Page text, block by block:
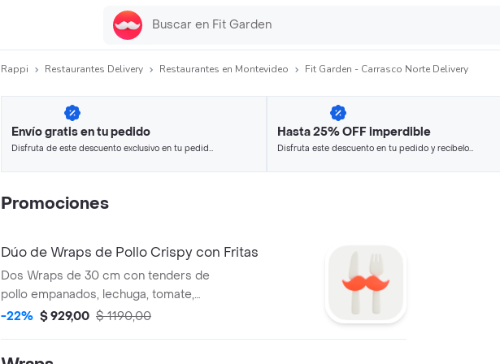
Rappi Restaurantes Delivery Restaurantes en Montevideo Fit Garden - Carrasco Norte Delivery
Envío gratis en tu pedido
Disfruta de este descuento exclusivo en tu pedido
Hasta 25% OFF imperdible
Disfruta este descuento en tu pedido y recíbelo
Promociones
Dúo de Wraps de Pollo Crispy con Fritas
Dos Wraps de 30 cm con tenders de
pollo empanados, lechuga, tomate,
zanahoria y alioli. Vienen con papas fritas
-22% $ 929,00 $ 1190,00